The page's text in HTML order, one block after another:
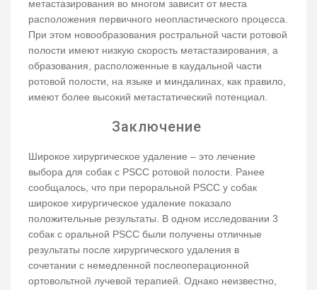
метастазирования во многом зависит от места
расположения первичного неопластического процесса.
При этом новообразования ростральной части ротовой
полости имеют низкую скорость метастазирования, а
образования, расположенные в каудальной части
ротовой полости, на языке и миндалинах, как правило,
имеют более высокий метастатический потенциал.
Заключение
Широкое хирургическое удаление – это лечение
выбора для собак с PSCC ротовой полости. Ранее
сообщалось, что при пероральной PSCC у собак
широкое хирургическое удаление показало
положительные результаты. В одном исследовании 3
собак с оральной PSCC были получены отличные
результаты после хирургического удаления в
сочетании с немедленной послеоперационной
ортовольтной лучевой терапией. Однако неизвестно,